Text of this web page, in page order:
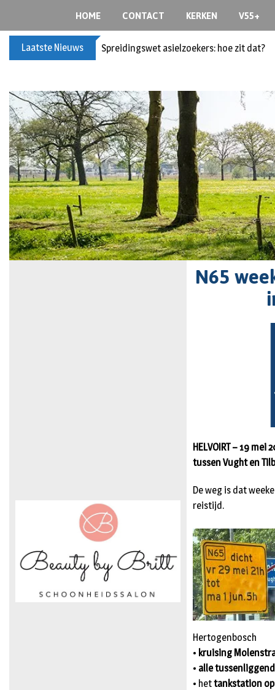
HOME CONTACT KERKEN V55+
Laatste Nieuws Spreidingswet asielzoekers: hoe zit dat?
N65
HELVOIRT – 19
tussen Vught en
De weg is dat
reistijd.
Hertogenbosch
• kruising
• alle
• hettankstation